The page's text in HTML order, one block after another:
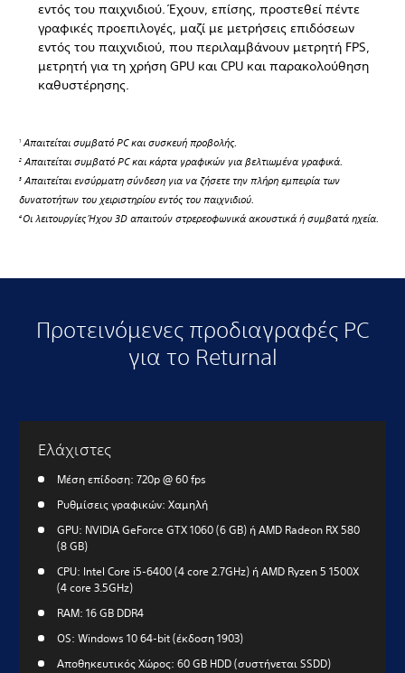
εντός του παιχνιδιού. Έχουν, επίσης, προστεθεί πέντε
γραφικές προεπιλογές, μαζί με μετρήσεις επιδόσεων
εντός του παιχνιδιού, που περιλαμβάνουν μετρητή FPS,
μετρητή για τη χρήση GPU και CPU και παρακολούθηση
καθυστέρησης.
1 Απαιτείται συμβατό PC και συσκευή προβολής.
2 Απαιτείται συμβατό PC και κάρτα γραφικών για βελτιωμένα γραφικά.
3 Απαιτείται ενσύρματη σύνδεση για να ζήσετε την πλήρη εμπειρία των
δυνατοτήτων του χειριστηρίου εντός του παιχνιδιού.
4 Οι λειτουργίες Ήχου 3D απαιτούν στρερεοφωνικά ακουστικά ή συμβατά ηχεία.
Προτεινόμενες προδιαγραφές PC
για το Returnal
Ελάχιστες
Μέση επίδοση: 720p @ 60 fps
Ρυθμίσεις γραφικών: Χαμηλή
GPU: NVIDIA GeForce GTX 1060 (6 GB) ή AMD Radeon RX 580
(8 GB)
CPU: Intel Core i5-6400 (4 core 2.7GHz) ή AMD Ryzen 5 1500X
(4 core 3.5GHz)
RAM: 16 GB DDR4
OS: Windows 10 64-bit (έκδοση 1903)
Αποθηκευτικός Χώρος: 60 GB HDD (συστήνεται SSDD)